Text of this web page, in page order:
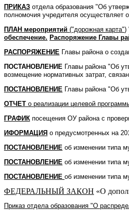
ПРИКАЗ отдела образования "Об
полномочия учредителя осуществляет
ПЛАН мероприятий ("дорожная карта")
обеспечение. Распоряжение Главы
РАСПОРЯЖЕНИЕ Главы района о
ПОСТАНОВЛЕНИЕ Главы района "Об
возмещение нормативных затрат,
ПОСТАНОВЛЕНИЕ Главы района "Об
ОТЧЕТ о реализации целевой
ГРАФИК посещения ОУ района с
ИФОРМАЦИЯ о предусмотренных на
ПОСТАНОВЛЕНИЕ об изменении типа
ПОСТАНОВЛЕНИЕ об изменении типа
ПОСТАНОВЛЕНИЕ об изменении типа
ФЕДЕРАЛЬНЫЙ ЗАКОН «О
Приказ отдела образования "О